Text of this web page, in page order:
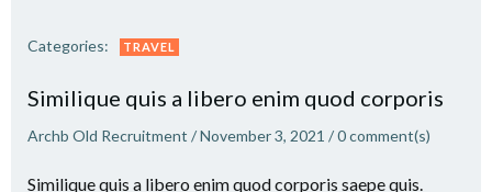
Categories: TRAVEL
Similique quis a libero enim quod corporis
Archb Old Recruitment /November 3, 2021 /0comment(s)
Similique quis a libero enim quod corporis saepe quis.